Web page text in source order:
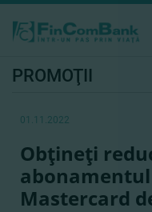
PROMOŢII
01.11.2022
Obţineţi
Mastercard